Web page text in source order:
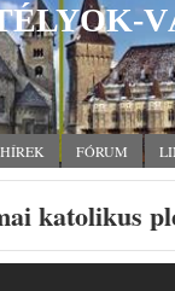
HÍREK FÓRUM
katolikus